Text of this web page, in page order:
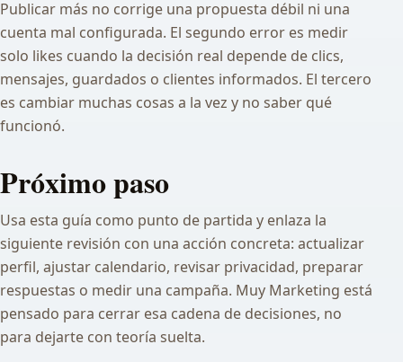
Publicar más no corrige una propuesta débil ni una
cuenta mal configurada. El segundo error es medir
solo likes cuando la decisión real depende de clics,
mensajes, guardados o clientes informados. El tercero
es cambiar muchas cosas a la vez y no saber qué
funcionó.
Próximo paso
Usa esta guía como punto de partida y enlaza la
siguiente revisión con una acción concreta: actualizar
perfil, ajustar calendario, revisar privacidad, preparar
respuestas o medir una campaña. Muy Marketing está
pensado para cerrar esa cadena de decisiones, no
para dejarte con teoría suelta.